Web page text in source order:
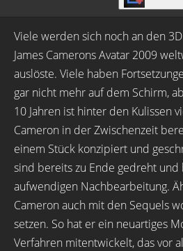
Viele werden sich noch an den
James Camerons Avatar 2009
auslöste. Viele haben
gar nicht mehr auf dem Schirm,
10 Jahren ist hinter den Kulissen
Cameron in der Zwischenzeit
einem Stück konzipiert und
sind bereits zu Ende gedreht
aufwendigen Nachbearbeitung.
Cameron auch mit den Sequels
setzen. So hat er ein neuartiges
Verfahren mitentwickelt, das vor